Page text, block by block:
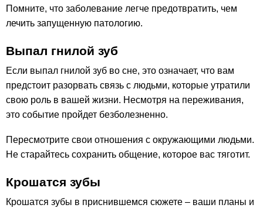
Помните, что заболевание легче предотвратить, чем
лечить запущенную патологию.
Выпал гнилой зуб
Если выпал гнилой зуб во сне, это означает, что вам
предстоит разорвать связь с людьми, которые утратили
свою роль в вашей жизни. Несмотря на переживания,
это событие пройдет безболезненно.
Пересмотрите свои отношения с окружающими людьми.
Не старайтесь сохранить общение, которое вас тяготит.
Крошатся зубы
Крошатся зубы в приснившемся сюжете – ваши планы и